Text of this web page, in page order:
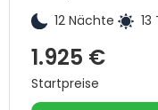
12 Nächte
13
1.925 €
Startpreise